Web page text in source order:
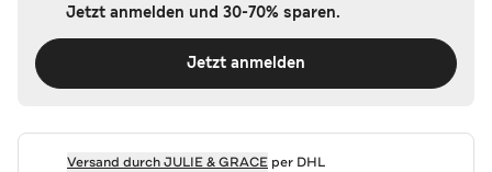
Jetzt anmelden und 30-70% sparen.
Jetzt anmelden
Versand durchJULIE & GRACEper DHL